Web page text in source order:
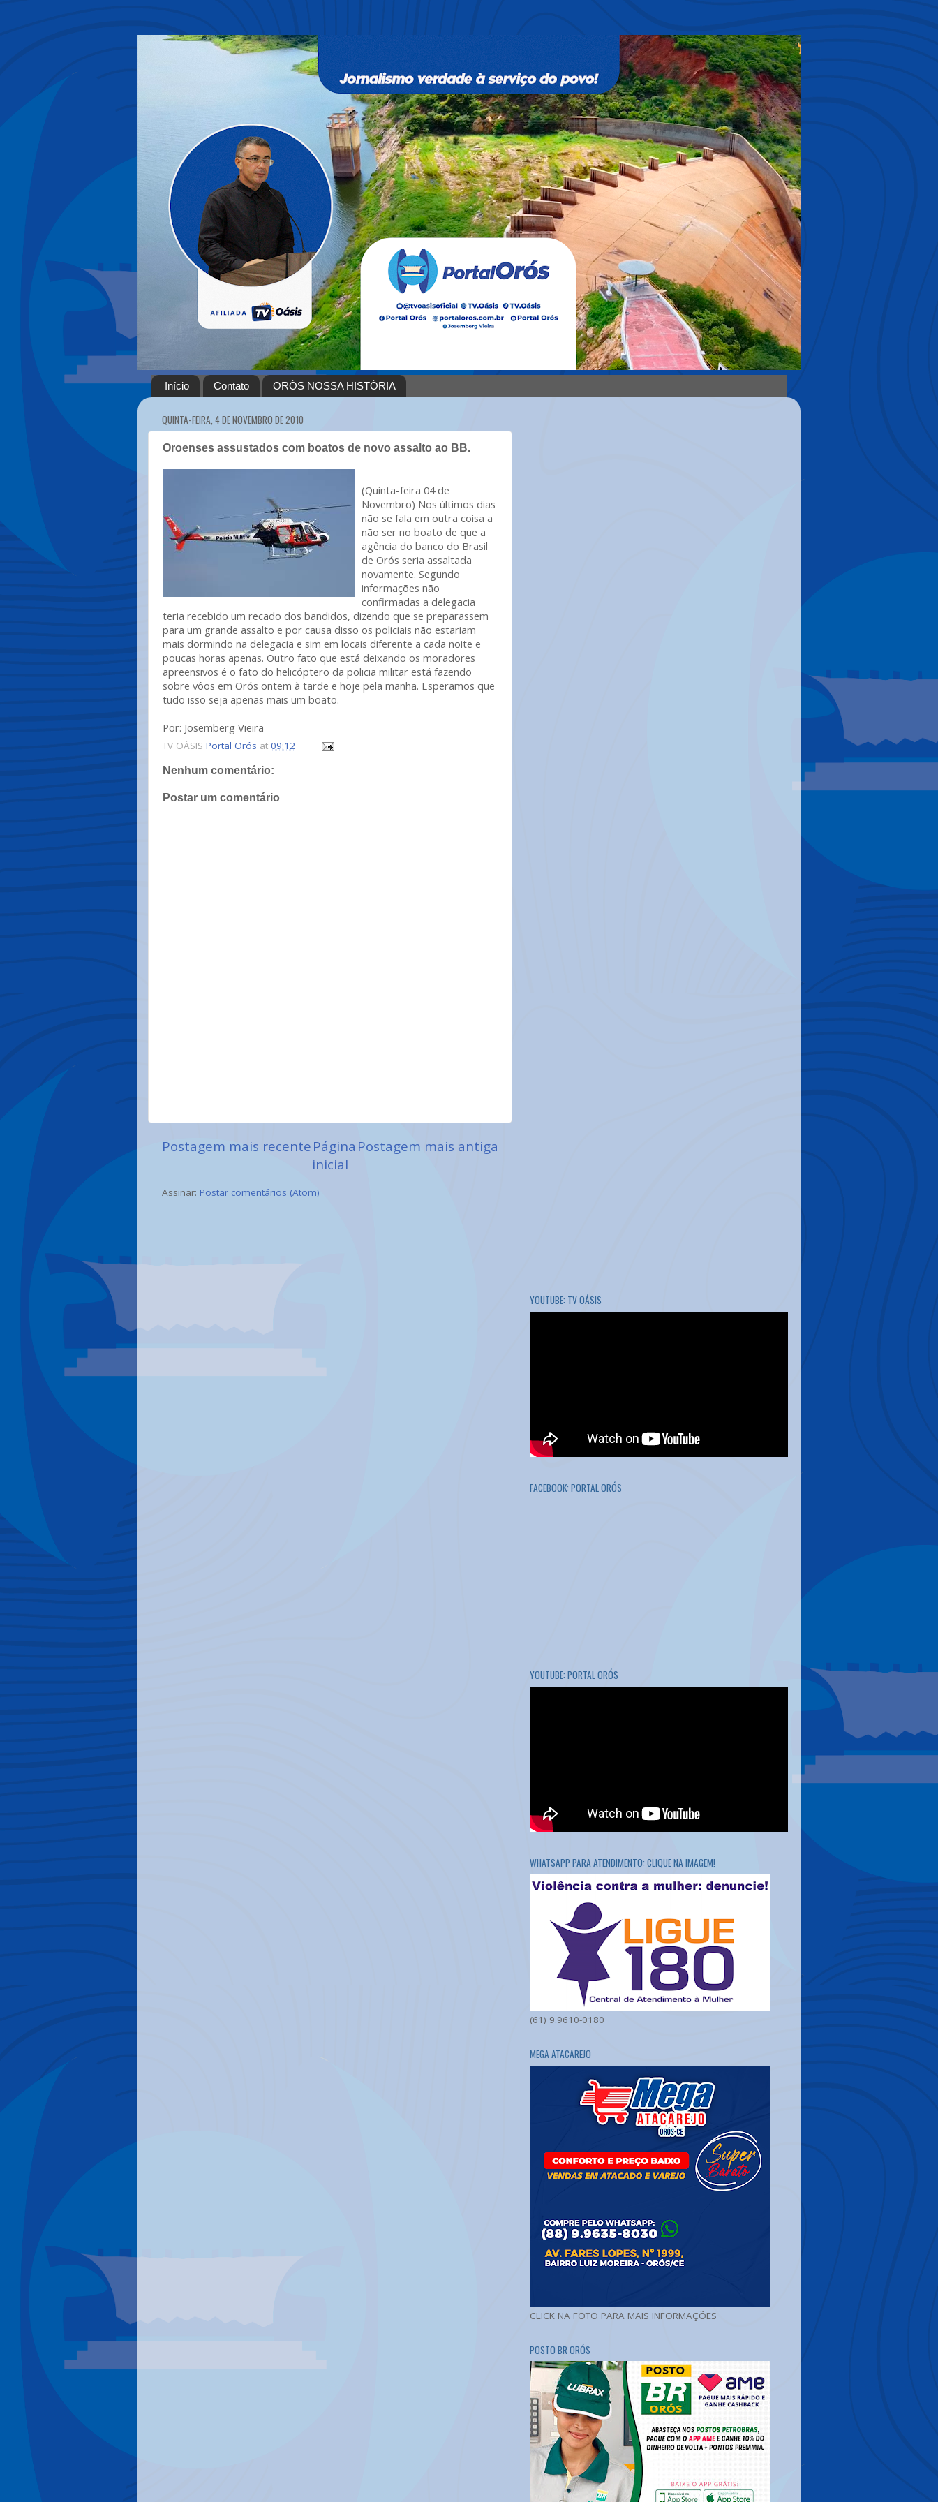
Início Contato ORÓS NOSSA HISTÓRIA
QUINTA-FEIRA, 4 DE NOVEMBRO DE 2010
Oroenses assustados com boatos de novo assalto ao BB.
(Quinta-feira 04 de
Novembro) Nos últimos dias
não se fala em outra coisa a
não ser no boato de que a
agência do banco do Brasil
de Orós seria assaltada
novamente. Segundo
informações não
confirmadas a delegacia
teria recebido um recado dos bandidos, dizendo que se preparassem
para um grande assalto e por causa disso os policiais não estariam
mais dormindo na delegacia e sim em locais diferente a cada noite e
poucas horas apenas. Outro fato que está deixando os moradores
apreensivos é o fato do helicóptero da policia militar está fazendo
sobre vôos em Orós ontem à tarde e hoje pela manhã. Esperamos que
tudo isso seja apenas mais um boato.
Por: Josemberg Vieira
TV OÁSIS Portal Orós at 09:12
Nenhum comentário:
Postar um comentário
Postagem mais recente Postagem mais antiga
Página
inicial
Assinar: Postar comentários (Atom)
YOUTUBE: TV OÁSIS
FACEBOOK: PORTAL ORÓS
YOUTUBE: PORTAL ORÓS
WHATSAPP PARA ATENDIMENTO: CLIQUE NA IMAGEM!
(61) 9.9610-0180
MEGA ATACAREJO
CLICK NA FOTO PARA MAIS INFORMAÇÕES
POSTO BR ORÓS